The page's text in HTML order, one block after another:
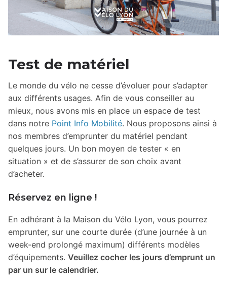
Test de matériel
Le monde du vélo ne cesse d’évoluer pour s’adapter
aux différents usages. Afin de vous conseiller au
mieux, nous avons mis en place un espace de test
dans notre Point Info Mobilité. Nous proposons ainsi à
nos membres d’emprunter du matériel pendant
quelques jours. Un bon moyen de tester « en
situation » et de s’assurer de son choix avant
d’acheter.
Réservez en ligne !
En adhérant à la Maison du Vélo Lyon, vous pourrez
emprunter, sur une courte durée (d’une journée à un
week-end prolongé maximum) différents modèles
d’équipements. Veuillez cocher les jours d’emprunt un
par un sur le calendrier.